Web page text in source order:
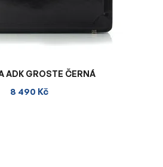
ADK GROSTE ČERNÁ
8 490 Kč